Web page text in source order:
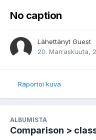
No caption
Lähettänyt Guest
20. Marraskuuta,
Raportoi kuva
ALBUMISTA
Comparison >